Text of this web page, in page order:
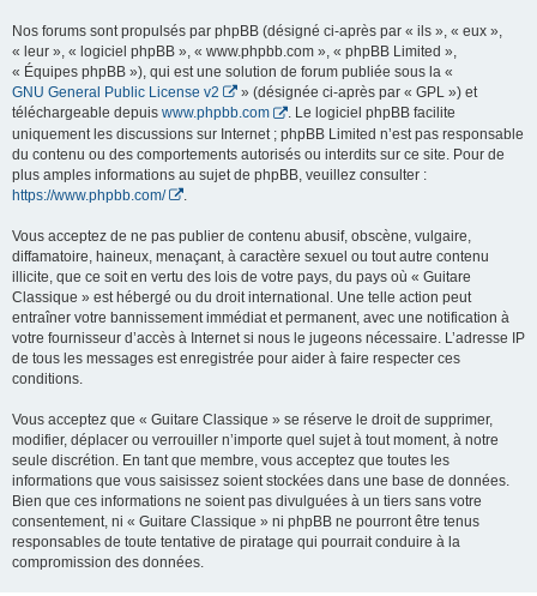
Nos forums sont propulsés par phpBB (désigné ci-après par « ils », « eux »,
« leur », « logiciel phpBB », « www.phpbb.com », « phpBB Limited »,
« Équipes phpBB »), qui est une solution de forum publiée sous la «
GNU General Public License v2
» (désignée ci-après par « GPL ») et
téléchargeable depuis www.phpbb.com
. Le logiciel phpBB facilite
uniquement les discussions sur Internet ; phpBB Limited n’est pas responsable
du contenu ou des comportements autorisés ou interdits sur ce site. Pour de
plus amples informations au sujet de phpBB, veuillez consulter :
https://www.phpbb.com/
Vous acceptez de ne pas publier de contenu abusif, obscène, vulgaire,
diffamatoire, haineux, menaçant, à caractère sexuel ou tout autre contenu
illicite, que ce soit en vertu des lois de votre pays, du pays où « Guitare
Classique » est hébergé ou du droit international. Une telle action peut
entraîner votre bannissement immédiat et permanent, avec une notification à
votre fournisseur d’accès à Internet si nous le jugeons nécessaire. L’adresse IP
de tous les messages est enregistrée pour aider à faire respecter ces
conditions.
Vous acceptez que « Guitare Classique » se réserve le droit de supprimer,
modifier, déplacer ou verrouiller n’importe quel sujet à tout moment, à notre
seule discrétion. En tant que membre, vous acceptez que toutes les
informations que vous saisissez soient stockées dans une base de données.
Bien que ces informations ne soient pas divulguées à un tiers sans votre
consentement, ni « Guitare Classique » ni phpBB ne pourront être tenus
responsables de toute tentative de piratage qui pourrait conduire à la
compromission des données.